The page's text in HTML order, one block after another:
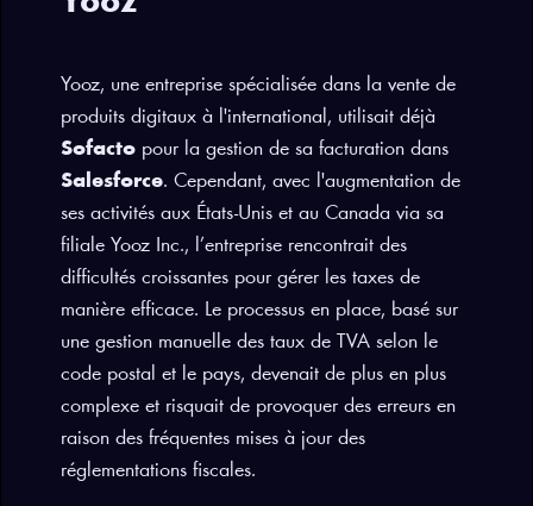
Yooz, une entreprise spécialisée dans la vente de
produits digitaux à l'international, utilisait déjà
Sofacto pour la gestion de sa facturation dans
Salesforce. Cependant, avec l'augmentation de
ses activités aux États-Unis et au Canada via sa
filiale Yooz Inc., l’entreprise rencontrait des
difficultés croissantes pour gérer les taxes de
manière efficace. Le processus en place, basé sur
une gestion manuelle des taux de TVA selon le
code postal et le pays, devenait de plus en plus
complexe et risquait de provoquer des erreurs en
raison des fréquentes mises à jour des
réglementations fiscales.